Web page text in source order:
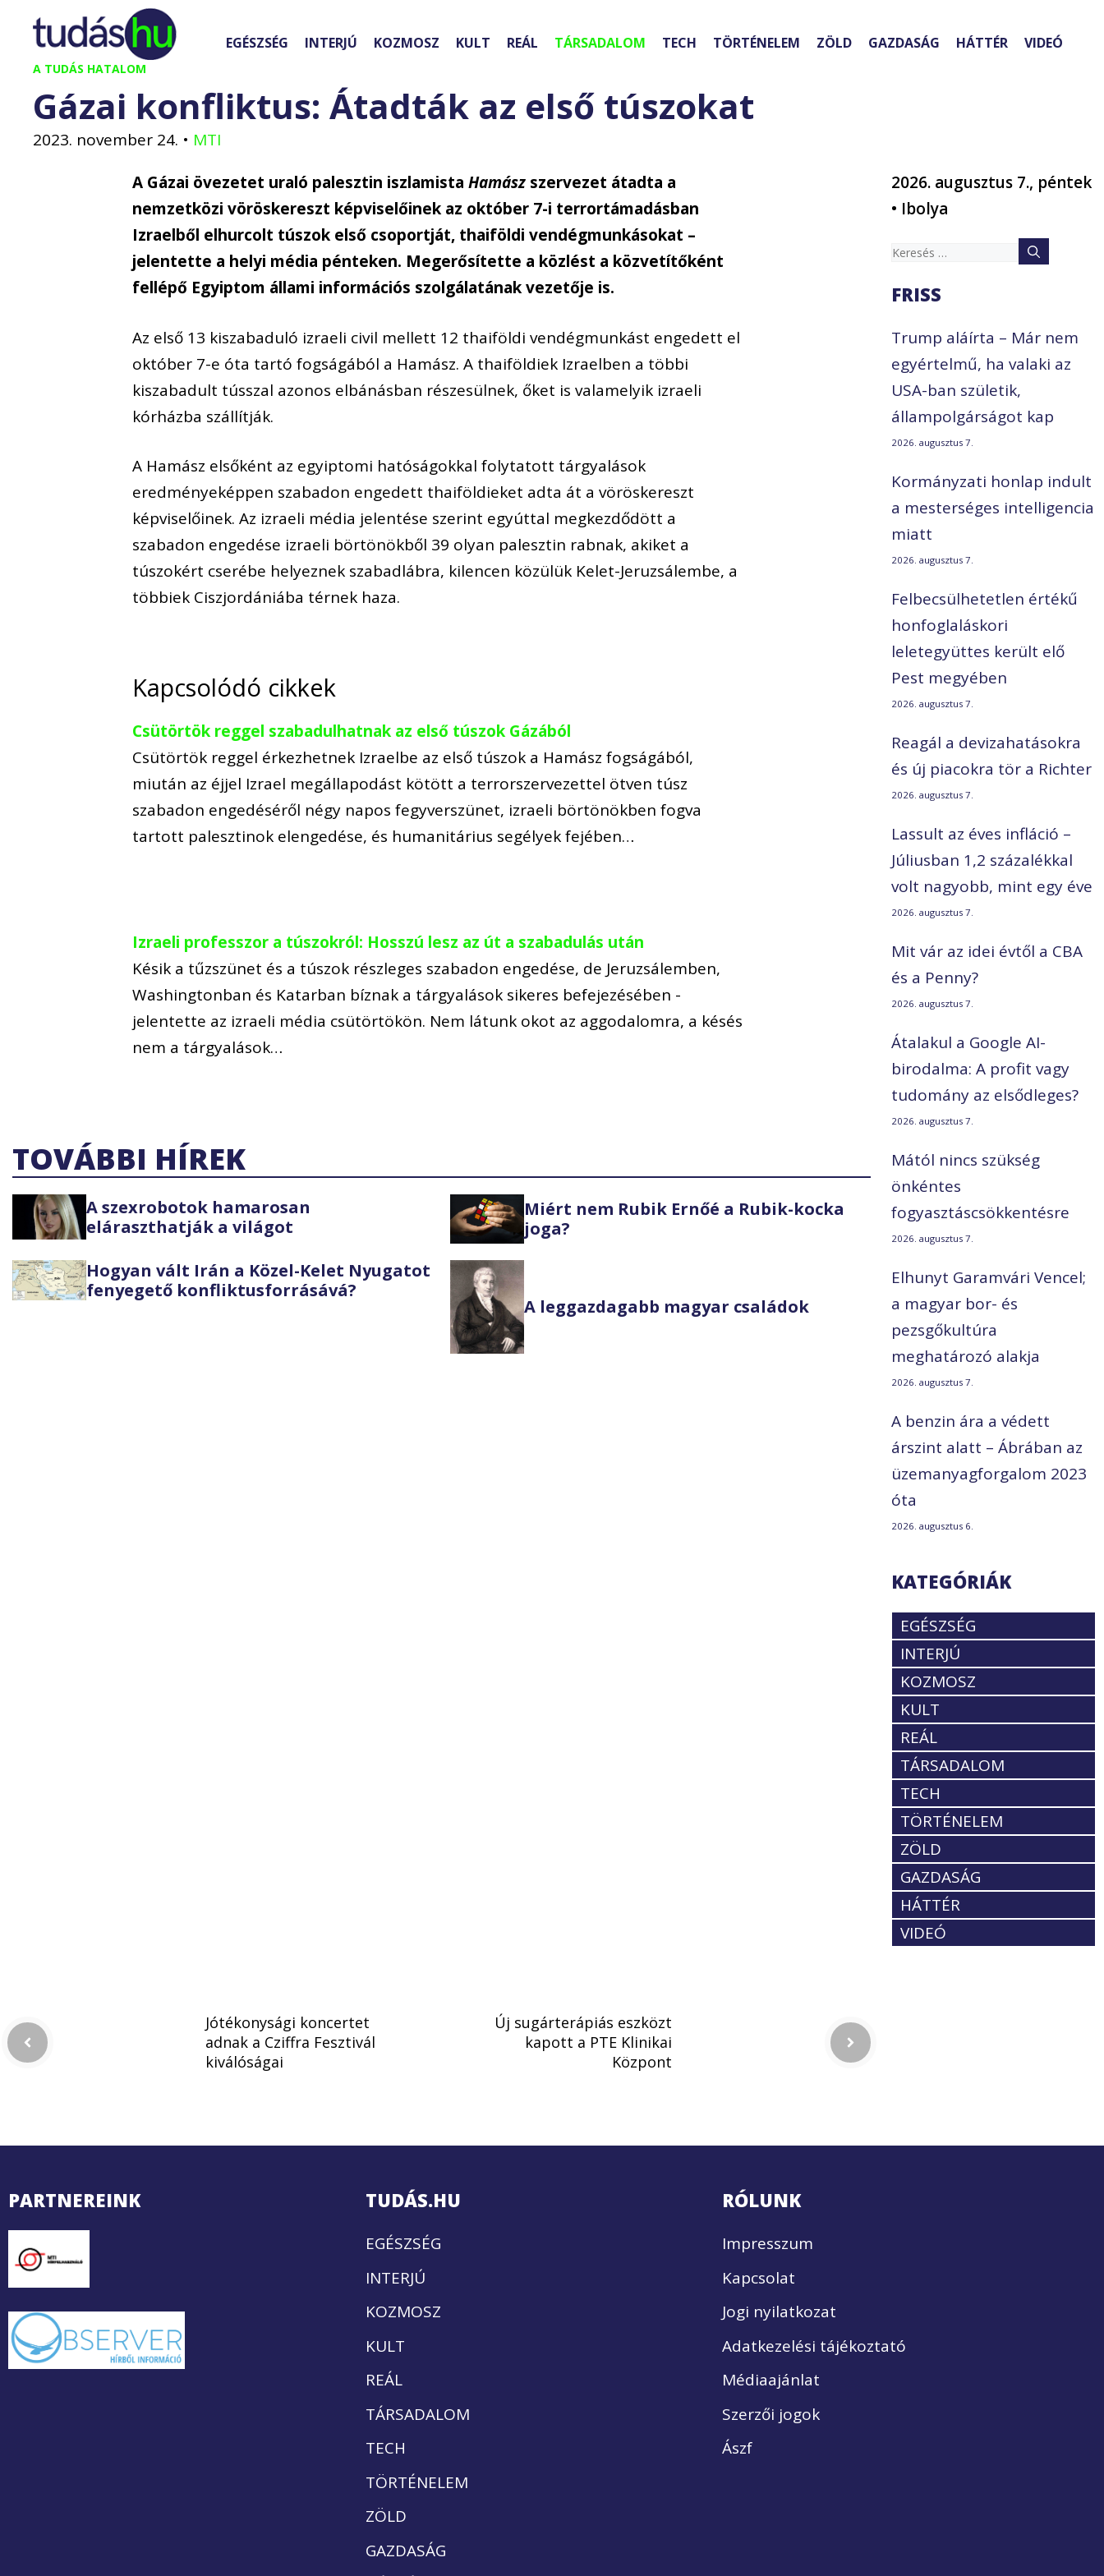
Kilépés
tartalomba
A TUDÁS HATALOM
EGÉSZSÉG INTERJÚ KOZMOSZ KULT REÁL TÁRSADALOM TECH TÖRTÉNELEM ZÖLD GAZDASÁG HÁTTÉR VIDEÓ
Gázai konfliktus: Átadták az első túszokat
2023. november 24. • MTI
A Gázai övezetet uraló palesztin iszlamistaHamász szervezet átadta a
nemzetközi vöröskereszt képviselőinek az október 7-i terrortámadásban
Izraelből elhurcolt túszok első csoportját, thaiföldi vendégmunkásokat –
jelentette a helyi média pénteken. Megerősítette a közlést a közvetítőként
fellépő Egyiptom állami információs szolgálatának vezetője is.
Az első 13 kiszabaduló izraeli civil mellett 12 thaiföldi vendégmunkást engedett el
október 7-e óta tartó fogságából a Hamász. A thaiföldiek Izraelben a többi
kiszabadult tússzal azonos elbánásban részesülnek, őket is valamelyik izraeli
kórházba szállítják.
A Hamász elsőként az egyiptomi hatóságokkal folytatott tárgyalások
eredményeképpen szabadon engedett thaiföldieket adta át a vöröskereszt
képviselőinek. Az izraeli média jelentése szerint egyúttal megkezdődött a
szabadon engedése izraeli börtönökből 39 olyan palesztin rabnak, akiket a
túszokért cserébe helyeznek szabadlábra, kilencen közülük Kelet-Jeruzsálembe, a
többiek Ciszjordániába térnek haza.
Kapcsolódó cikkek
Csütörtök reggel szabadulhatnak az első túszok Gázából
Csütörtök reggel érkezhetnek Izraelbe az első túszok a Hamász fogságából,
miután az éjjel Izrael megállapodást kötött a terrorszervezettel ötven túsz
szabadon engedéséről négy napos fegyverszünet, izraeli börtönökben fogva
tartott palesztinok elengedése, és humanitárius segélyek fejében…
Izraeli professzor a túszokról: Hosszú lesz az út a szabadulás után
Késik a tűzszünet és a túszok részleges szabadon engedése, de Jeruzsálemben,
Washingtonban és Katarban bíznak a tárgyalások sikeres befejezésében -
jelentette az izraeli média csütörtökön. Nem látunk okot az aggodalomra, a késés
nem a tárgyalások…
TOVÁBBI HÍREK
A szexrobotok hamarosan
eláraszthatják a világot
Miért nem Rubik Ernőé a Rubik-kocka
joga?
Hogyan vált Irán a Közel-Kelet Nyugatot
fenyegető konfliktusforrásává?
A leggazdagabb magyar családok
2026. augusztus 7., péntek
• Ibolya
Keresés:
FRISS
Trump aláírta – Már nem
egyértelmű, ha valaki az
USA-ban születik,
állampolgárságot kap
2026. augusztus 7.
Kormányzati honlap indult
a mesterséges intelligencia
miatt
2026. augusztus 7.
Felbecsülhetetlen értékű
honfoglaláskori
leletegyüttes került elő
Pest megyében
2026. augusztus 7.
Reagál a devizahatásokra
és új piacokra tör a Richter
2026. augusztus 7.
Lassult az éves infláció –
Júliusban 1,2 százalékkal
volt nagyobb, mint egy éve
2026. augusztus 7.
Mit vár az idei évtől a CBA
és a Penny?
2026. augusztus 7.
Átalakul a Google AI-
birodalma: A profit vagy
tudomány az elsődleges?
2026. augusztus 7.
Mától nincs szükség
önkéntes
fogyasztáscsökkentésre
2026. augusztus 7.
Elhunyt Garamvári Vencel;
a magyar bor- és
pezsgőkultúra
meghatározó alakja
2026. augusztus 7.
A benzin ára a védett
árszint alatt – Ábrában az
üzemanyagforgalom 2023
óta
2026. augusztus 6.
KATEGÓRIÁK
EGÉSZSÉG
INTERJÚ
KOZMOSZ
KULT
REÁL
TÁRSADALOM
TECH
TÖRTÉNELEM
ZÖLD
GAZDASÁG
HÁTTÉR
VIDEÓ
Jótékonysági koncertet
adnak a Cziffra Fesztivál
kiválóságai
Új sugárterápiás eszközt
kapott a PTE Klinikai
Központ
PARTNEREINK TUDÁS.HU
EGÉSZSÉG
INTERJÚ
KOZMOSZ
KULT
REÁL
TÁRSADALOM
TECH
TÖRTÉNELEM
ZÖLD
GAZDASÁG
RÓLUNK
Impresszum
Kapcsolat
Jogi nyilatkozat
Adatkezelési tájékoztató
Médiaajánlat
Szerzői jogok
Ászf